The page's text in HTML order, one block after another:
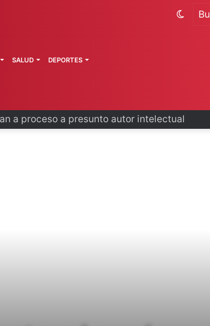
ferroviarios del Conalep
SALUD DEPORTES
Switch